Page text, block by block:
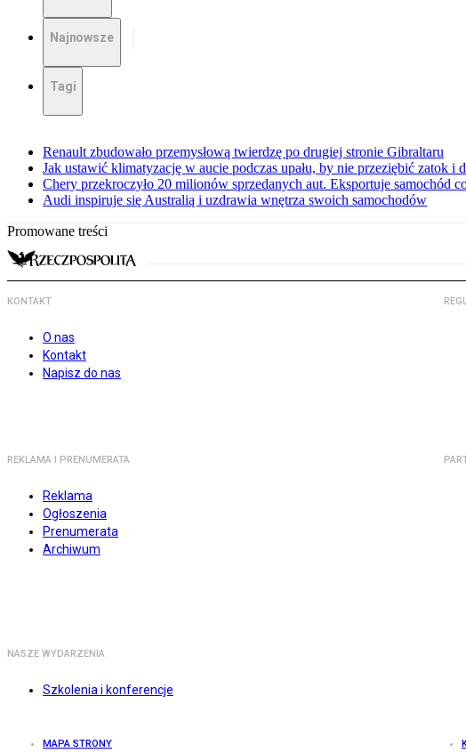
Najnowsze
Tagi
Renault zbudowało przemysłową twierdzę po drugiej stronie Gibraltaru
Jak ustawić klimatyzację w aucie podczas upału, by nie przeziębić zatok i
Chery przekroczyło 20 milionów sprzedanych aut. Eksportuje samochód
Audi inspiruje się Australią i uzdrawia wnętrza swoich samochodów
Promowane treści
KONTAKT
O nas
Kontakt
Napisz do nas
REKLAMA I PRENUMERATA
Reklama
Ogłoszenia
Prenumerata
Archiwum
NASZE WYDARZENIA
Szkolenia i konferencje
MAPA STRONY